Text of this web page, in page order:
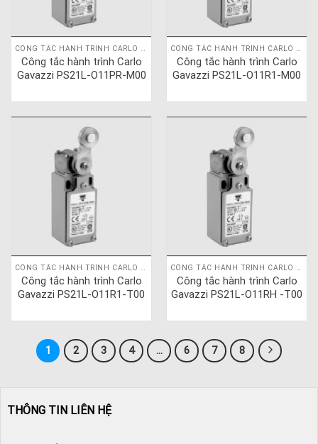
Công tắc hành trình Carlo
Gavazzi PS21L-O11PR-M00
Công tắc hành trình Carlo
Gavazzi PS21L-O11R1-M00
CÔNG TẮC HÀNH TRÌNH CARLO GAVAZZI
Công tắc hành trình Carlo
Gavazzi PS21L-O11R1-T00
CÔNG TẮC HÀNH TRÌNH CARLO GAVAZZI
Công tắc hành trình Carlo
Gavazzi PS21L-O11RH -T00
1 2 3 4 … 6 7 8
THÔNG TIN LIÊN HỆ